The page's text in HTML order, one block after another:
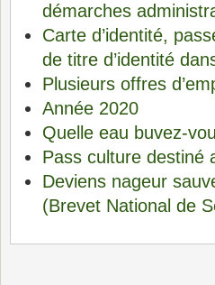
démarches
Carte d’identité,
de titre d’identité
Plusieurs offres
Année 2020
Quelle eau buvez-
Pass culture destiné
Deviens nageur
(Brevet National de